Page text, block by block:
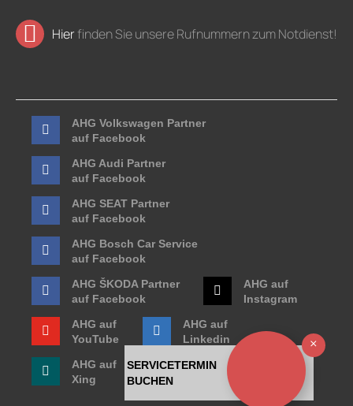
SERVICETERMIN
BUCHEN
Hierfinden Sie unsere Rufnummern zum Notdienst!
AHG Volkswagen Partner
auf Facebook
AHG Audi Partner
auf Facebook
AHG SEAT Partner
auf Facebook
AHG Bosch Car Service
auf Facebook
AHG ŠKODA Partner
auf Facebook
AHG auf
Instagram
AHG auf
YouTube
AHG auf
Linkedin
AHG auf
Xing